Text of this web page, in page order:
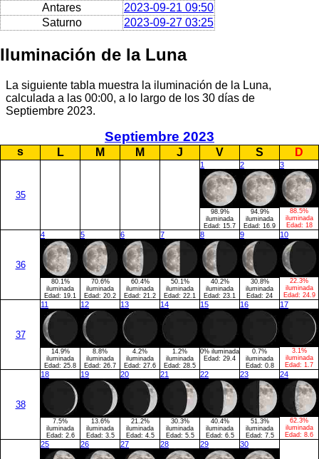
Antares
2023-09-21 09:50
Saturno
2023-09-27 03:25
Iluminación de la Luna
La siguiente tabla muestra la iluminación de la Luna,
calculada a las 00:00, a lo largo de los 30 días de
Septiembre 2023.
Septiembre 2023
s L M M J V S D
35
1
98.9%
iluminada
Edad: 15.7
2
94.9%
iluminada
Edad: 16.9
3
88.5%
iluminada
Edad: 18
36
4
80.1%
iluminada
Edad: 19.1
5
70.6%
iluminada
Edad: 20.2
6
60.4%
iluminada
Edad: 21.2
7
50.1%
iluminada
Edad: 22.1
8
40.2%
iluminada
Edad: 23.1
9
30.8%
iluminada
Edad: 24
10
22.3%
iluminada
Edad: 24.9
37
11
14.9%
iluminada
Edad: 25.8
12
8.8%
iluminada
Edad: 26.7
13
4.2%
iluminada
Edad: 27.6
14
1.2%
iluminada
Edad: 28.5
15
0% iluminada
Edad: 29.4
16
0.7%
iluminada
Edad: 0.8
17
3.1%
iluminada
Edad: 1.7
38
18
7.5%
iluminada
Edad: 2.6
19
13.6%
iluminada
Edad: 3.5
20
21.2%
iluminada
Edad: 4.5
21
30.3%
iluminada
Edad: 5.5
22
40.4%
iluminada
Edad: 6.5
23
51.3%
iluminada
Edad: 7.5
24
62.3%
iluminada
Edad: 8.6
25 26 27 28 29 30